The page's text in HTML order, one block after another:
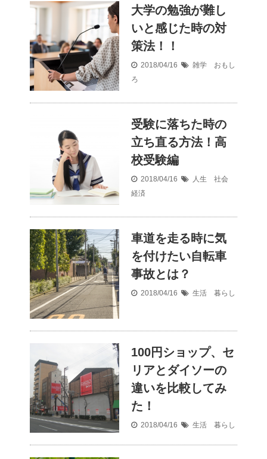
大学の勉強が難し
いと感じた時の対
策法！！
2018/04/16
雑学 おもし
ろ
受験に落ちた時の
立ち直る方法！高
校受験編
2018/04/16
人生 社会
経済
車道を走る時に気
を付けたい自転車
事故とは？
2018/04/16 生活 暮らし
100円ショップ、セ
リアとダイソーの
違いを比較してみ
た！
2018/04/16 生活 暮らし